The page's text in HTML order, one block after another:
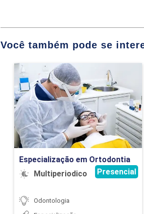
Você também pode se
Especialização em Ortodontia
Multiperiodico
Presencial
Odontologia
Especialização em
Ortodontia
Detalhes do curso
Ir para Inscrição